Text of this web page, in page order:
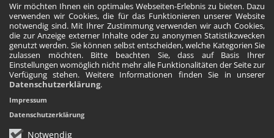
Wir möchten Ihnen ein optimales Webseiten-Erlebnis zu bieten. Dazu
verwenden wir Cookies, die für das Funktionieren unserer Website
notwendig sind. Mit Ihrer Zustimmung verwenden wir auch Cookies,
die zur Anzeige externer Inhalte oder zu anonymen Statistikzwecken
genutzt werden. Sie können selbst entscheiden, welche Kategorien Sie
zulassen möchten. Bitte beachten Sie, dass auf Basis Ihrer
Einstellungen womöglich nicht mehr alle Funktionalitäten der Seite zur
Verfügung stehen. Weitere Informationen finden Sie in unserer
Datenschutzerklärung.
Notwendig
Impressum
Datenschutzerklärung